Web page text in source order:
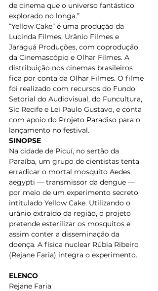
de cinema que o universo fantástico
explorado no longa.”
“Yellow Cake” é uma produção da
Lucinda Filmes, Urânio Filmes e
Jaraguá Produções, com coprodução
da Cinemascópio e Olhar Filmes. A
distribuição nos cinemas brasileiros
fica por conta da Olhar Filmes. O filme
foi realizado com recursos do Fundo
Setorial do Audiovisual, do Funcultura,
Sic Recife e Lei Paulo Gustavo, e conta
com apoio do Projeto Paradiso para o
lançamento no festival.
SINOPSE
Na cidade de Picuí, no sertão da
Paraíba, um grupo de cientistas tenta
erradicar o mortal mosquito Aedes
aegypti — transmissor da dengue —
por meio de um experimento secreto
intitulado Yellow Cake. Utilizando o
urânio extraído da região, o projeto
pretende esterilizar os mosquitos e
assim conter a disseminação da
doença. A física nuclear Rúbia Ribeiro
(Rejane Faria) integra o experimento.
ELENCO
Rejane Faria